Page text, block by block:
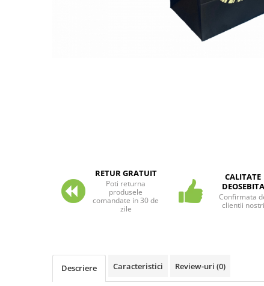
Ambalare cadouri
Hartie de matase
Panglica dublu satinata 6 mm
RETUR GRATUIT
Poti returna
produsele
comandate in 30 de
zile
CALITATE
DEOSEBITA
Confirmata
clientii nostri
Descriere Caracteristici Review-uri (0)